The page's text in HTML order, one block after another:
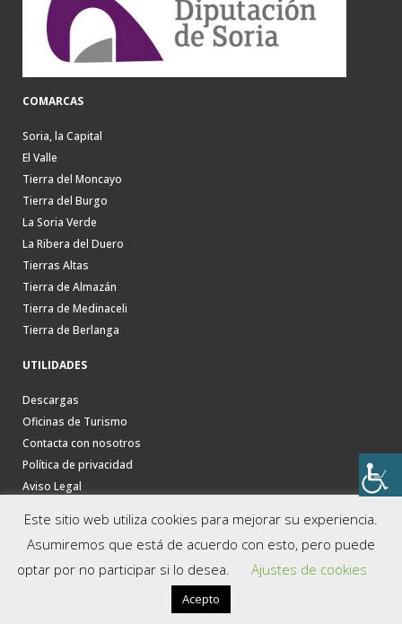
COMARCAS
Soria, la Capital
El Valle
Tierra del Moncayo
Tierra del Burgo
La Soria Verde
La Ribera del Duero
Tierras Altas
Tierra de Almazán
Tierra de Medinaceli
Tierra de Berlanga
UTILIDADES
Descargas
Oficinas de Turismo
Contacta con nosotros
Política de privacidad
Aviso Legal
Este sitio web utiliza cookies para mejorar su experiencia.
Asumiremos que está de acuerdo con esto, pero puede
optar por no participar si lo desea.
Ajustes de cookies
Acepto